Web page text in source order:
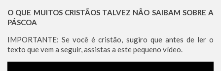
O QUE MUITOS CRISTÃOS TALVEZ NÃO SAIBAM SOBRE A
PÁSCOA
IMPORTANTE: Se você é cristão, sugiro que antes de ler o
texto que vem a seguir, assistas a este pequeno vídeo.